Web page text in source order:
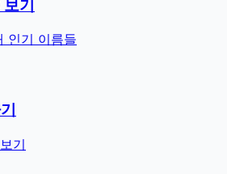
기
인기 이름들
기